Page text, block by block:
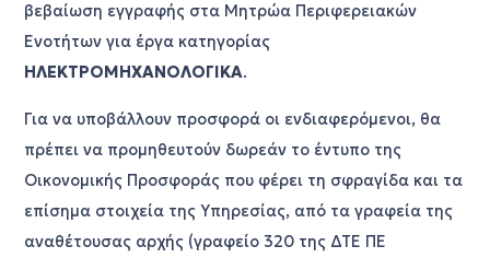
βεβαίωση εγγραφής στα Μητρώα Περιφερειακών
Ενοτήτων για έργα κατηγορίας
ΗΛΕΚΤΡΟΜΗΧΑΝΟΛΟΓΙΚΑ.
Για να υποβάλλουν προσφορά οι ενδιαφερόμενοι, θα
πρέπει να προμηθευτούν δωρεάν το έντυπο της
Οικονομικής Προσφοράς που φέρει τη σφραγίδα και τα
επίσημα στοιχεία της Υπηρεσίας, από τα γραφεία της
αναθέτουσας αρχής (γραφείο 320 της ΔΤΕ ΠΕ